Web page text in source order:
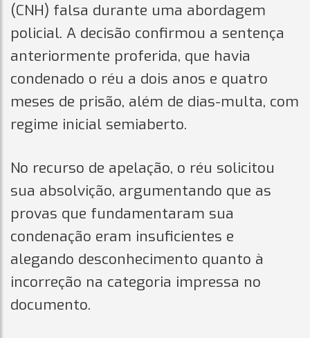
(CNH) falsa durante uma abordagem
policial. A decisão confirmou a sentença
anteriormente proferida, que havia
condenado o réu a dois anos e quatro
meses de prisão, além de dias-multa, com
regime inicial semiaberto.
No recurso de apelação, o réu solicitou
sua absolvição, argumentando que as
provas que fundamentaram sua
condenação eram insuficientes e
alegando desconhecimento quanto à
incorreção na categoria impressa no
documento.